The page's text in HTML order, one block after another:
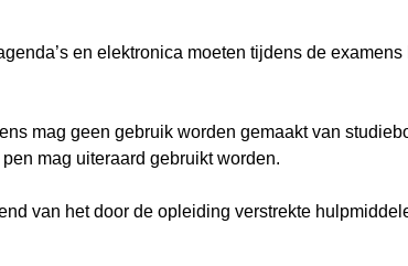
en elektronica moeten tijdens de
mag geen gebruik worden gemaakt van
mag uiteraard gebruikt worden.
van het door de opleiding verstrekte